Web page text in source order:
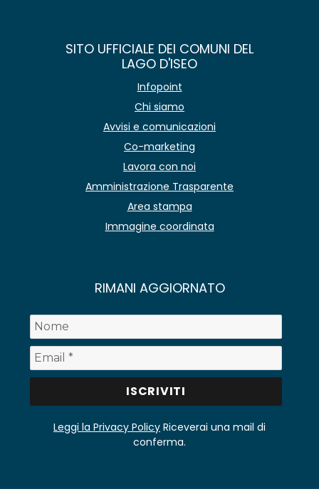
SITO UFFICIALE DEI COMUNI DEL
LAGO D'ISEO
Infopoint
Chi siamo
Avvisi e comunicazioni
Co-marketing
Lavora con noi
Amministrazione Trasparente
Area stampa
Immagine coordinata
RIMANI AGGIORNATO
Leggi la Privacy Policy Riceverai una mail di
conferma.